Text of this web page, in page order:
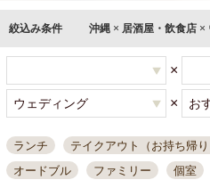
絞込み条件 沖縄 × 居酒屋・飲食店 ×
×
×
ランチ テイクアウト（お持ち帰り
オードブル
ファミリー 個室